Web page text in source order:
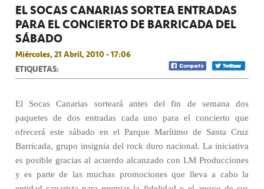
EL SOCAS CANARIAS SORTEA ENTRADAS
PARA EL CONCIERTO DE BARRICADA DEL
SÁBADO
Miércoles, 21 Abril, 2010 - 17:06
ETIQUETAS:
El Socas Canarias sorteará antes del fin de semana dos
paquetes de dos entradas cada uno para el concierto que
ofrecerá este sábado en el Parque Marítimo de Santa Cruz
Barricada, grupo insignia del rock duro nacional. La iniciativa
es posible gracias al acuerdo alcanzado con LM Producciones
y es parte de las muchas promociones que lleva a cabo la